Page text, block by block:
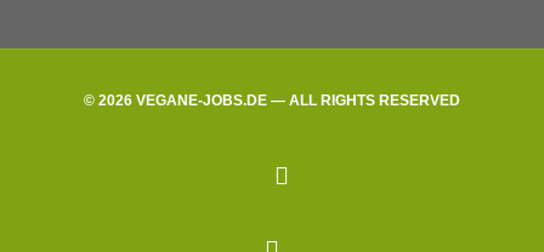
© 2026 VEGANE-JOBS.DE — ALL RIGHTS RESERVED